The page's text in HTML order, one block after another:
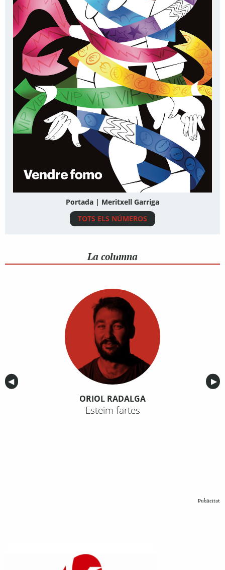
Portada | Meritxell Garriga
TOTS ELS NÚMEROS
La columna
Anterior
◀︎ ▶︎
ORIOL RADALGA
Esteim fartes
Publicitat